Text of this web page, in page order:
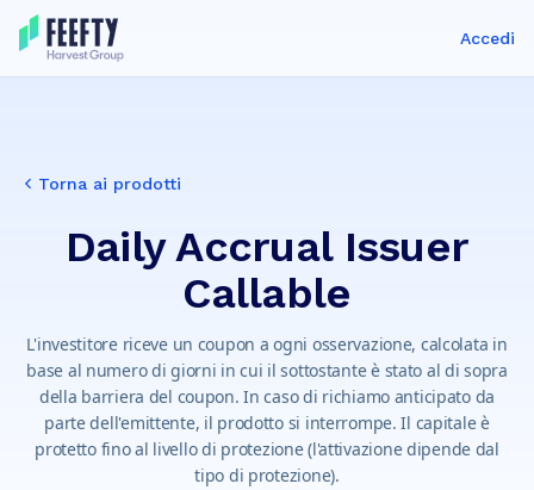
Accedi
Torna ai prodotti
Daily Accrual Issuer
Callable
L'investitore riceve un coupon a ogni osservazione, calcolata in
base al numero di giorni in cui il sottostante è stato al di sopra
della barriera del coupon. In caso di richiamo anticipato da
parte dell'emittente, il prodotto si interrompe. Il capitale è
protetto fino al livello di protezione (l'attivazione dipende dal
tipo di protezione).